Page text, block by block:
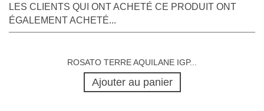
LES CLIENTS QUI ONT ACHETÉ CE PRODUIT ONT
ÉGALEMENT ACHETÉ...
ROSATO TERRE AQUILANE IGP...
Ajouter au panier